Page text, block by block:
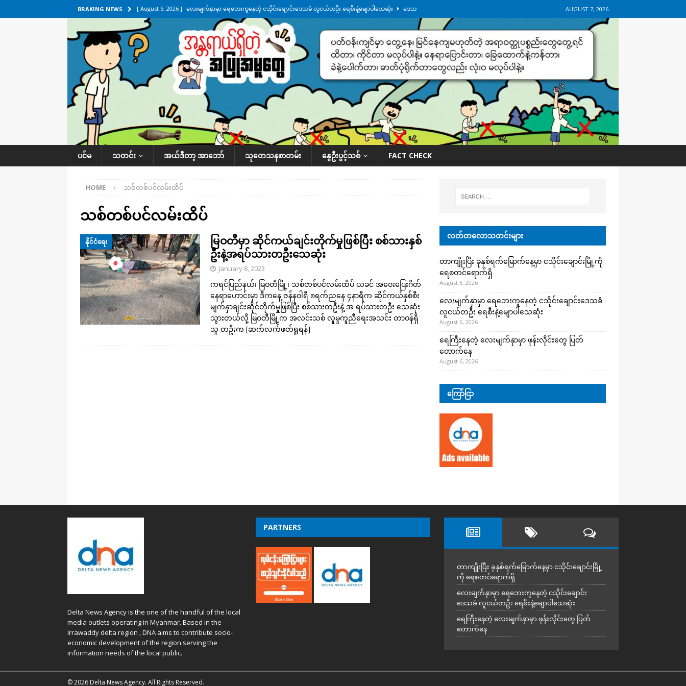
BRAKING NEWS [ August 6, 2026 ] လေးမျက်နှာမှာ ရေဘေးကူနေတဲ့ ငသိုင်းချောင်းဒေသခံ လူငယ်တဦး ရေစီးနဲ့မျောပါသေဆုံး ဒေသ
အလိုက် သတင်းကဏ္ဍ
[ August 6, 2026 ] ရေကြီးနေတဲ့ လေးမျက်နှာမှာ ဖုန်းလိုင်းတွေ ပြတ်တောက်နေ ဒေသအလိုက် သတင်းကဏ္ဍ
[ August 5, 2026 ] ရန်ကုန်မြို့မှာ ကားမှန်ခွဲခံရတာတွေ ဆက်တိုက်ဖြစ် ဒေသအလိုက် သတင်းကဏ္ဍ
[ August 5, 2026 ] ဂျပန်ရဲ့ ဒုံးကျည်စမ်းသပ်မှုကို မြောက်ကိုရီးယား ဝေဖန် နိုင်ငံတကာရေးရာ
[ August 6, 2026 ] တာကျိုးပြီး ခုနှစ်ရက်မြောက်နေ့မှာ ငသိုင်းချောင်းမြို့ကို ရေစတင်ရောက်ရှိ ဒေသအလိုက် သတင်း
AUGUST 7, 2026
ပင်မ သတင်း အယ်ဒီတာ့ အာဘော် သုတေသနစာတမ်း နွေဦးပွင့်သစ် FACT CHECK
HOME သစ်တစ်ပင်လမ်းထိပ်
သစ်တစ်ပင်လမ်းထိပ်
နိုင်ငံရေး
မြဝတီမှာ ဆိုင်ကယ်ချင်းတိုက်မှုဖြစ်ပြီး စစ်သားနှစ်
ဦးနဲ့အရပ်သားတဦးသေဆုံး
January 8, 2023
ကရင်ပြည်နယ်၊ မြဝတီမြို့၊ သစ်တစ်ပင်လမ်းထိပ် ယခင် အဝေးပြေးဂိတ်
နေရာဟောင်းမှာ ဒီကနေ့ ဇန်နဝါရီ ၈ရက်ညနေ ၄နာရီက ဆိုင်ကယ်နှစ်စီး
မျက်နှာချင်းဆိုင်တိုက်မှုဖြစ်ပြီး စစ်သားတဦးနဲ့ အ ရပ်သားတဦး သေဆုံး
သွားတယ်လို့ မြဝတီမြို့က အလင်းသစ် လူမှုကူညီရေးအသင်း တာဝန်ရှိ
သူ တဦးက [ဆက်လက်ဖတ်ရှုရန်]
လတ်တလောသတင်းများ
တာကျိုးပြီး ခုနှစ်ရက်မြောက်နေ့မှာ ငသိုင်းချောင်းမြို့ကို
ရေစတင်ရောက်ရှိ
August 6, 2026
လေးမျက်နှာမှာ ရေဘေးကူနေတဲ့ ငသိုင်းချောင်းဒေသခံ
လူငယ်တဦး ရေစီးနဲ့မျောပါသေဆုံး
August 6, 2026
ရေကြီးနေတဲ့ လေးမျက်နှာမှာ ဖုန်းလိုင်းတွေ ပြတ်
တောက်နေ
August 6, 2026
ကြော်ငြာ
Delta News Agency is the one of the handful of the local
media outlets operating in Myanmar. Based in the
Irrawaddy delta region , DNA aims to contribute socio-
economic development of the region serving the
information needs of the local public.
PARTNERS
တာကျိုးပြီး ခုနှစ်ရက်မြောက်နေ့မှာ ငသိုင်းချောင်းမြို့
ကို ရေစတင်ရောက်ရှိ
လေးမျက်နှာမှာ ရေဘေးကူနေတဲ့ ငသိုင်းချောင်း
ဒေသခံ လူငယ်တဦး ရေစီးနဲ့မျောပါသေဆုံး
ရေကြီးနေတဲ့ လေးမျက်နှာမှာ ဖုန်းလိုင်းတွေ ပြတ်
တောက်နေ
© 2026 Delta News Agency. All Rights Reserved.